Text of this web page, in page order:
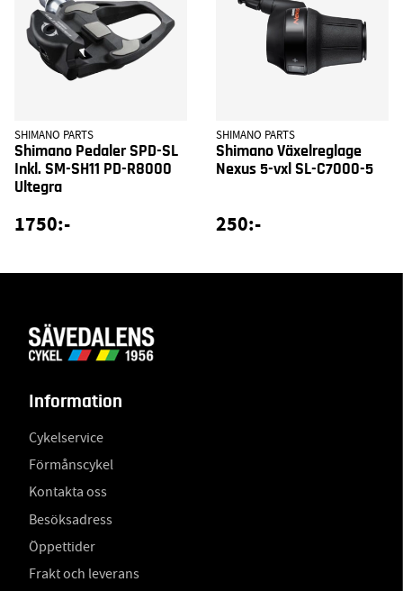
SHIMANO PARTS
Shimano Pedaler SPD-SL
Inkl. SM-SH11 PD-R8000
Ultegra
1750:-
SHIMANO PARTS
Shimano Växelreglage
Nexus 5-vxl SL-C7000-5
250:-
Information
Cykelservice
Förmånscykel
Kontakta oss
Besöksadress
Öppettider
Frakt och leverans